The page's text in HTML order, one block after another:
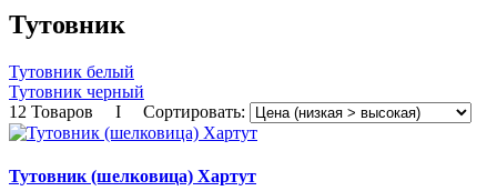
Тутовник
Тутовник белый
Тутовник черный
12 Товаров I Сортировать:
Тутовник (шелковица) Хартут